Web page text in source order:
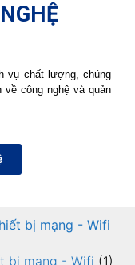
vụ chất lượng, chúng
công nghệ và quản
bị mạng - Wifi (1)